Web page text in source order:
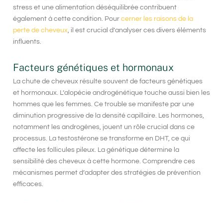
stress et une alimentation déséquilibrée contribuent
également à cette condition. Pour cerner les raisons de la
perte de cheveux , il est crucial d’analyser ces divers éléments
influents.
Facteurs génétiques et hormonaux
La chute de cheveux résulte souvent de facteurs génétiques
et hormonaux. L’alopécie androgénétique touche aussi bien les
hommes que les femmes. Ce trouble se manifeste par une
diminution progressive de la densité capillaire. Les hormones,
notamment les androgènes, jouent un rôle crucial dans ce
processus. La testostérone se transforme en DHT, ce qui
affecte les follicules pileux. La génétique détermine la
sensibilité des cheveux à cette hormone. Comprendre ces
mécanismes permet d’adapter des stratégies de prévention
efficaces.